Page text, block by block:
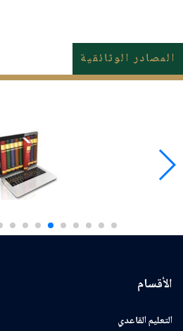
المصادر الوثائقية
الأقسام
التعليم القاعدي